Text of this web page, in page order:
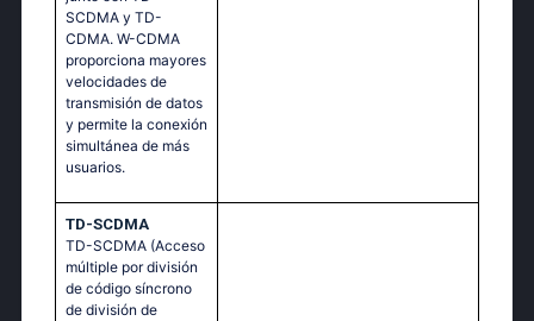
SCDMA y TD-
CDMA. W-CDMA
proporciona mayores
velocidades de
transmisión de datos
y permite la conexión
simultánea de más
usuarios.
TD-SCDMA
TD-SCDMA (Acceso
múltiple por división
de código síncrono
de división de